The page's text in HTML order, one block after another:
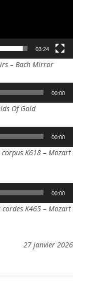
03:24
– Bach Mirror
00:00
Of Gold
00:00
K618 – Mozart
00:00
K465 – Mozart
27 janvier 2026